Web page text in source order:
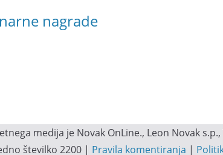
nagrade
medija je Novak OnLine., Leon Novak
številko 2200 | Pravila komentiranja |